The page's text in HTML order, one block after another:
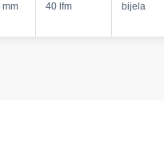
mm 40 lfm bijela